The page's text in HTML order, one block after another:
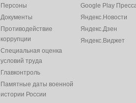
Персоны
Документы
Противодействие
коррупции
Специальная оценка
условий труда
Главконтроль
Памятные даты военной
истории России
Google Play
Яндекс.Новости
Яндекс.Дзен
Яндекс.Виджет